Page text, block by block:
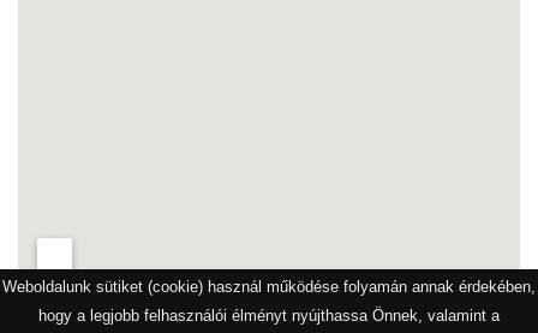
Weboldalunk sütiket (cookie) használ működése folyamán annak érdekében,
hogy a legjobb felhasználói élményt nyújthassa Önnek, valamint a